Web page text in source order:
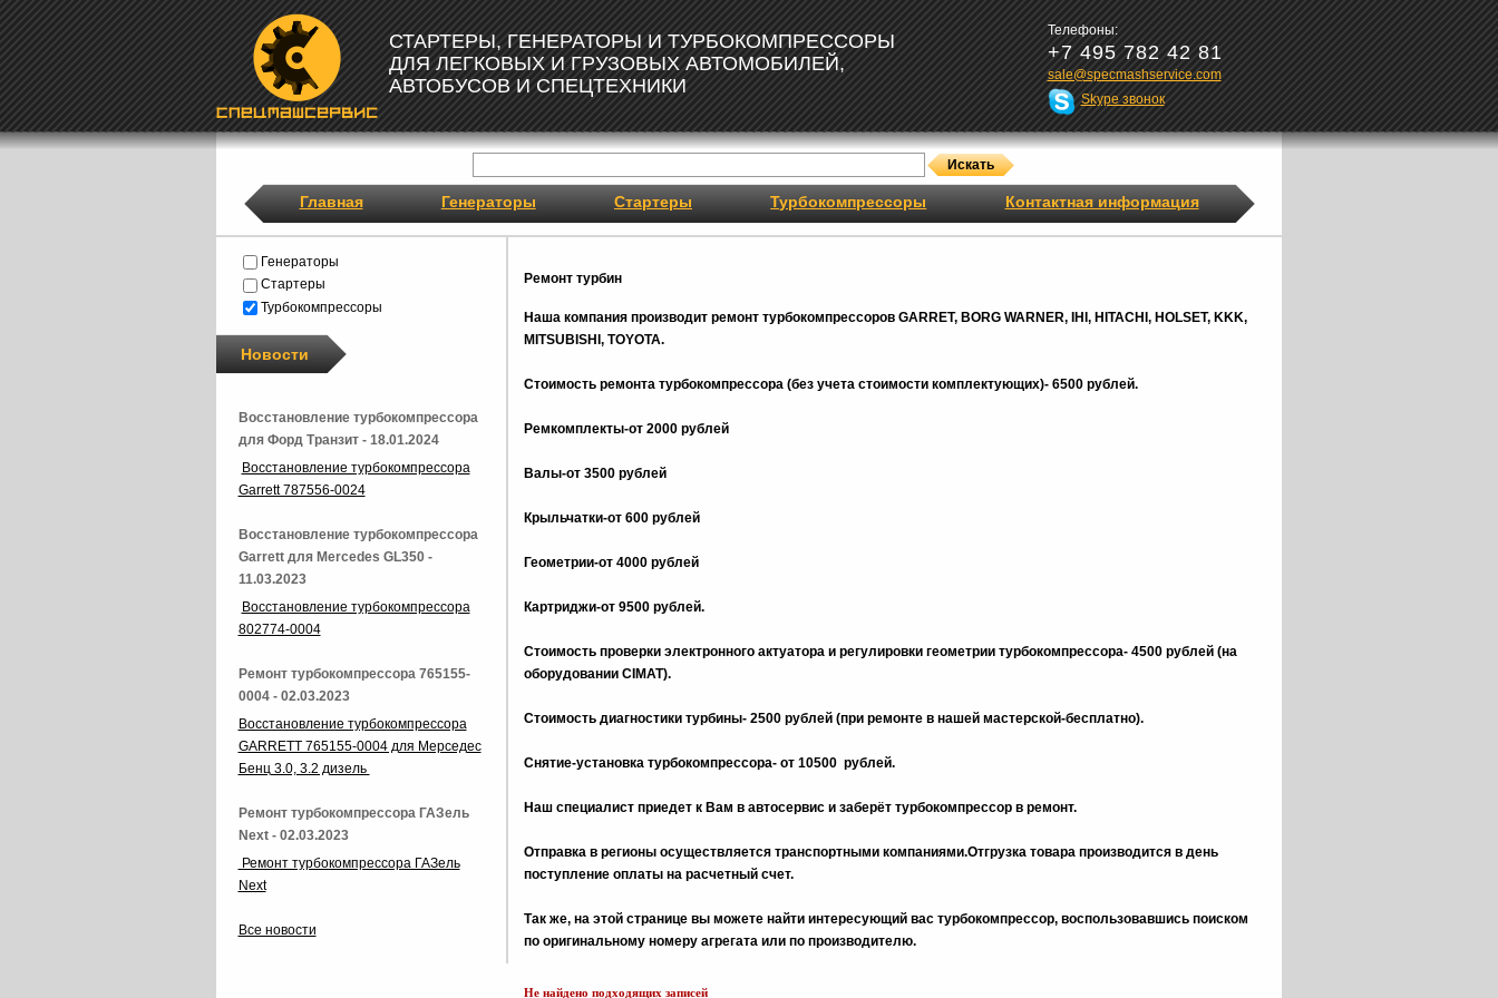
СТАРТЕРЫ, ГЕНЕРАТОРЫ И ТУРБОКОМПРЕССОРЫ
ДЛЯ ЛЕГКОВЫХ И ГРУЗОВЫХ АВТОМОБИЛЕЙ,
АВТОБУСОВ И СПЕЦТЕХНИКИ
Телефоны:
+7 495 782 42 81
sale@specmashservice.com
Skype звонок
Главная Генераторы Стартеры Турбокомпрессоры Контактная информация
Ремонт турбин
Наша компания производит ремонт турбокомпрессоров GARRET, BORGWARNER, IHI, HITACHI, HOLSET, KKK,
MITSUBISHI, TOYOTA.
Стоимость ремонта турбокомпрессора (без учета стоимости комплектующих)- 6500 рублей.
Ремкомплекты-от 2000 рублей
Валы-от 3500 рублей
Крыльчатки-от 600 рублей
Геометрии-от 4000 рублей
Картриджи-от 9500 рублей.
Стоимость проверки электронного актуатора и регулировки геометрии турбокомпрессора- 4500 рублей (на
оборудовании CIMAT).
Стоимость диагностики турбины- 2500 рублей (при ремонте в нашей мастерской-бесплатно).
Снятие-установка турбокомпрессора- от 10500 рублей.
Наш специалист приедет к Вам в автосервис и заберёт турбокомпрессор в ремонт.
Отправка в регионы осуществляется транспортными компаниями.Отгрузка товара производится в день
поступление оплаты на расчетный счет.
Tак же, на этой странице вы можете найти интересующий вас турбокомпрессор, воспользовавшись поиском
по оригинальному номеру агрегата или по производителю.
Не найдено подходящих записей
Генераторы
Стартеры
Турбокомпрессоры
Новости
Восстановление турбокомпрессора
для Форд Транзит - 18.01.2024
Восстановление турбокомпрессора
Garrett 787556-0024
Восстановление турбокомпрессора
Garrett для Mercedes GL350 -
11.03.2023
Восстановление турбокомпрессора
802774-0004
Ремонт турбокомпрессора 765155-
0004 - 02.03.2023
Восстановление турбокомпрессора
GARRETT 765155-0004 для Мерседес
Бенц 3.0, 3.2 дизель
Ремонт турбокомпрессора ГАЗель
Next - 02.03.2023
Ремонт турбокомпрессора ГАЗель
Next
Все новости